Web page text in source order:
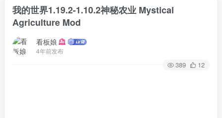
我的世界1.19.2-1.10.2神秘农业 Mystical
Agriculture Mod
看板娘
4年前发布
389 12